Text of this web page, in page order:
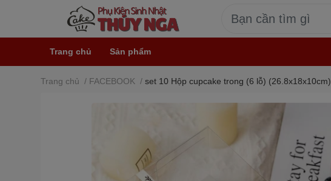
Trang chủ Sản phẩm
Trang chủ / FACEBOOK / set 10 Hộp cupcake trong (6 lỗ) (26.8x18x10cm).